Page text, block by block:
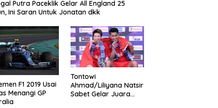
Putra Paceklik Gelar All England 25
Ini Saran Untuk Jonatan dkk
F1 2019 Usai
Menangi GP
Tontowi
Ahmad/Liliyana Natsir
Sabet Gelar Juara